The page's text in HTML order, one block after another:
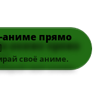
аниме прямо
своё аниме.